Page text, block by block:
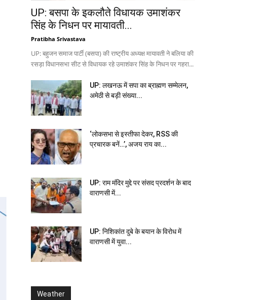
UP: बसपा के इकलौते विधायक उमाशंकर
सिंह के निधन पर मायावती...
Pratibha Srivastava
UP: बहुजन समाज पार्टी (बसपा) की राष्ट्रीय अध्यक्ष मायावती ने बलिया की
रसड़ा विधानसभा सीट से विधायक रहे उमाशंकर सिंह के निधन पर गहरा...
UP: लखनऊ में सपा का ब्राह्मण सम्मेलन,
अमेठी से बड़ी संख्या...
‘लोकसभा से इस्तीफा देकर, RSS की
प्रचारक बनें…’, अजय राय का...
UP: राम मंदिर मुद्दे पर संसद प्रदर्शन के बाद
वाराणसी में...
UP: निशिकांत दुबे के बयान के विरोध में
वाराणसी में युवा...
Weather